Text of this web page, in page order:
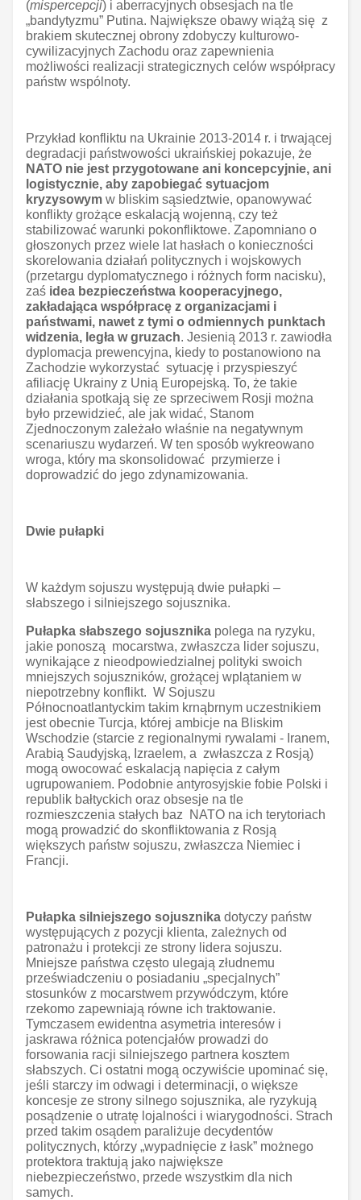
(mispercepcji) i aberracyjnych obsesjach na tle
„bandytyzmu” Putina. Największe obawy wiążą się z
brakiem skutecznej obrony zdobyczy kulturowo-
cywilizacyjnych Zachodu oraz zapewnienia
możliwości realizacji strategicznych celów współpracy
państw wspólnoty.
Przykład konfliktu na Ukrainie 2013-2014 r. i trwającej
degradacji państwowości ukraińskiej pokazuje, że
NATO nie jest przygotowane ani koncepcyjnie, ani
logistycznie, aby zapobiegać sytuacjom
kryzysowym w bliskim sąsiedztwie, opanowywać
konflikty grożące eskalacją wojenną, czy też
stabilizować warunki pokonfliktowe. Zapomniano o
głoszonych przez wiele lat hasłach o konieczności
skorelowania działań politycznych i wojskowych
(przetargu dyplomatycznego i różnych form nacisku),
zaś idea bezpieczeństwa kooperacyjnego,
zakładająca współpracę z organizacjami i
państwami, nawet z tymi o odmiennych punktach
widzenia, legła w gruzach. Jesienią 2013 r. zawiodła
dyplomacja prewencyjna, kiedy to postanowiono na
Zachodzie wykorzystać sytuację i przyspieszyć
afiliację Ukrainy z Unią Europejską. To, że takie
działania spotkają się ze sprzeciwem Rosji można
było przewidzieć, ale jak widać, Stanom
Zjednoczonym zależało właśnie na negatywnym
scenariuszu wydarzeń. W ten sposób wykreowano
wroga, który ma skonsolidować przymierze i
doprowadzić do jego zdynamizowania.
Dwie pułapki
W każdym sojuszu występują dwie pułapki –
słabszego i silniejszego sojusznika.
Pułapka słabszego sojusznika polega na ryzyku,
jakie ponoszą mocarstwa, zwłaszcza lider sojuszu,
wynikające z nieodpowiedzialnej polityki swoich
mniejszych sojuszników, grożącej wplątaniem w
niepotrzebny konflikt. W Sojuszu
Północnoatlantyckim takim krnąbrnym uczestnikiem
jest obecnie Turcja, której ambicje na Bliskim
Wschodzie (starcie z regionalnymi rywalami - Iranem,
Arabią Saudyjską, Izraelem, a zwłaszcza z Rosją)
mogą owocować eskalacją napięcia z całym
ugrupowaniem. Podobnie antyrosyjskie fobie Polski i
republik bałtyckich oraz obsesje na tle
rozmieszczenia stałych baz NATO na ich terytoriach
mogą prowadzić do skonfliktowania z Rosją
większych państw sojuszu, zwłaszcza Niemiec i
Francji.
Pułapka silniejszego sojusznika dotyczy państw
występujących z pozycji klienta, zależnych od
patronażu i protekcji ze strony lidera sojuszu.
Mniejsze państwa często ulegają złudnemu
przeświadczeniu o posiadaniu „specjalnych”
stosunków z mocarstwem przywódczym, które
rzekomo zapewniają równe ich traktowanie.
Tymczasem ewidentna asymetria interesów i
jaskrawa różnica potencjałów prowadzi do
forsowania racji silniejszego partnera kosztem
słabszych. Ci ostatni mogą oczywiście upominać się,
jeśli starczy im odwagi i determinacji, o większe
koncesje ze strony silnego sojusznika, ale ryzykują
posądzenie o utratę lojalności i wiarygodności. Strach
przed takim osądem paraliżuje decydentów
politycznych, którzy „wypadnięcie z łask” możnego
protektora traktują jako największe
niebezpieczeństwo, przede wszystkim dla nich
samych.